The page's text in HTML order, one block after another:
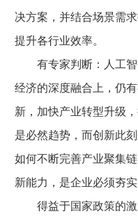
决方案，并结合场景需
提升各行业效率。
有专家判断：人工智
经济的深度融合上，仍
新，加快产业转型升级
是必然趋势，而创新此
如何不断完善产业聚集
新能力，是企业必须夯实
得益于国家政策的激